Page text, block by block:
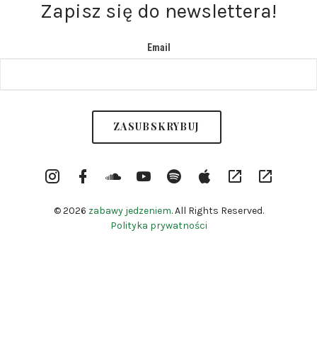
Zapisz się do newslettera!
Email
Instargram
Profile
Soundcloud
YouTube
Channel
Spotify itunes RSS
© 2026 zabawy jedzeniem. All Rights Reserved.
Polityka prywatności